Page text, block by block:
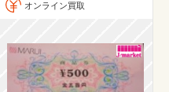
オンライン買取